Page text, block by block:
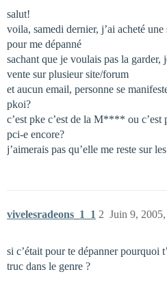
salut!
voila, samedi dernier, j’ai acheté
pour me dépanné
sachant que je voulais pas la garder,
vente sur plusieur site/forum
et aucun email, personne se
pkoi?
c’est pke c’est de la M**** ou c’est
pci-e encore?
j’aimerais pas qu’elle me reste sur
vivelesradeons_1_1 Juin 9,
2
si c’était pour te dépanner pourquoi
truc dans le genre ?